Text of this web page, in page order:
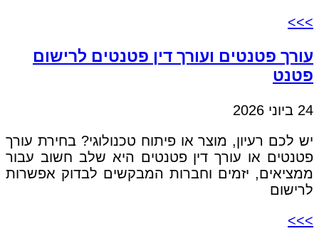
>>>
עורך פטנטים ועורך דין פטנטים לרישום
פטנט
24 ביוני 2026
יש לכם רעיון, מוצר או פיתוח טכנולוגי? בחירת עורך
פטנטים או עורך דין פטנטים היא שלב חשוב עבור
ממציאים, יזמים וחברות המבקשים לבדוק אפשרות
לרישום
>>>